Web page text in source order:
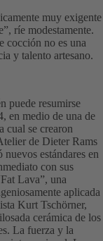
muy exigente
ríe modestamente.
cocción no es una
y talento artesano.
puede resumirse
en medio de una de
cual se crearon
de Dieter Rams
estándares en
con sus
Lava”, una
aplicada
Kurt Tschörner,
cerámica de los
La fuerza y la